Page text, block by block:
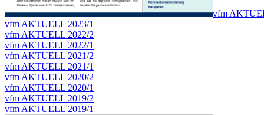
vfm
vfm AKTUELL 2023/1
vfm AKTUELL 2022/2
vfm AKTUELL 2022/1
vfm AKTUELL 2021/2
vfm AKTUELL 2021/1
vfm AKTUELL 2020/2
vfm AKTUELL 2020/1
vfm AKTUELL 2019/2
vfm AKTUELL 2019/1